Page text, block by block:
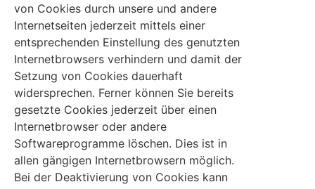
von Cookies durch unsere und andere
Internetseiten jederzeit mittels einer
entsprechenden Einstellung des genutzten
Internetbrowsers verhindern und damit der
Setzung von Cookies dauerhaft
widersprechen. Ferner können Sie bereits
gesetzte Cookies jederzeit über einen
Internetbrowser oder andere
Softwareprogramme löschen. Dies ist in
allen gängigen Internetbrowsern möglich.
Bei der Deaktivierung von Cookies kann